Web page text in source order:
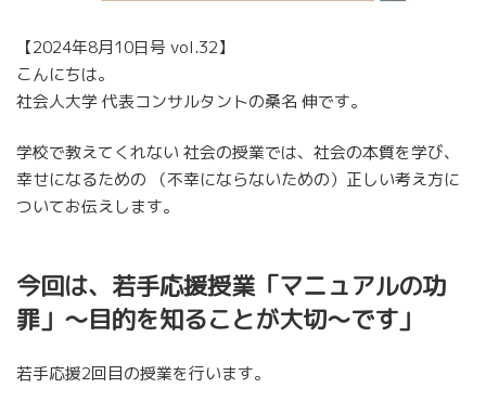
【2024年8月10日号 vol.32】
こんにちは。
社会人大学 代表コンサルタントの桑名 伸です。
学校で教えてくれない 社会の授業では、社会の本質を学び、
幸せになるための （不幸にならないための）正しい考え方に
ついてお伝えします。
今回は、若手応援授業「マニュアルの功
罪」〜目的を知ることが大切〜です」
若手応援2回目の授業を行います。